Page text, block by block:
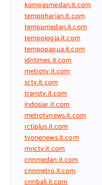
kompasmedan.it.com
tempoharian.it.com
tempomedan.it.com
tempojogja.it.com
tempopapua.it.com
idntimes.it.com
metrotv.it.com
sctv.it.com
transtv.it.com
indosiar.it.com
metrotvnews.it.com
rctiplus.it.com
tvonenews.it.com
mnctv.it.com
cnnmedan.it.com
cnnmetro.it.com
cnnbali.it.com